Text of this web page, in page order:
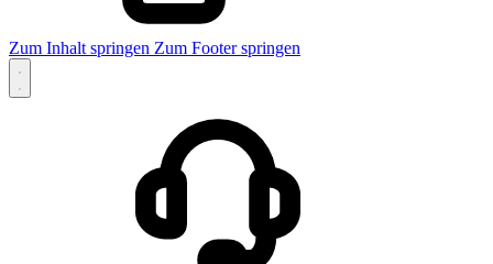
Zum Inhalt springen Zum Footer springen